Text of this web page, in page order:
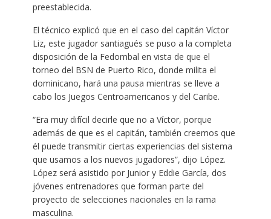
preestablecida.
El técnico explicó que en el caso del capitán Víctor
Liz, este jugador santiagués se puso a la completa
disposición de la Fedombal en vista de que el
torneo del BSN de Puerto Rico, donde milita el
dominicano, hará una pausa mientras se lleve a
cabo los Juegos Centroamericanos y del Caribe.
“Era muy difícil decirle que no a Víctor, porque
además de que es el capitán, también creemos que
él puede transmitir ciertas experiencias del sistema
que usamos a los nuevos jugadores”, dijo López.
López será asistido por Junior y Eddie García, dos
jóvenes entrenadores que forman parte del
proyecto de selecciones nacionales en la rama
masculina.